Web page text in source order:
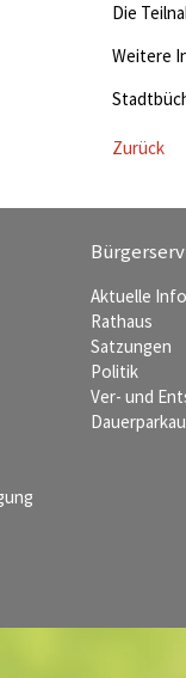
Die
Weitere
Zurück
Aktuelle
Rathaus
Satzungen
Politik
Ver- und